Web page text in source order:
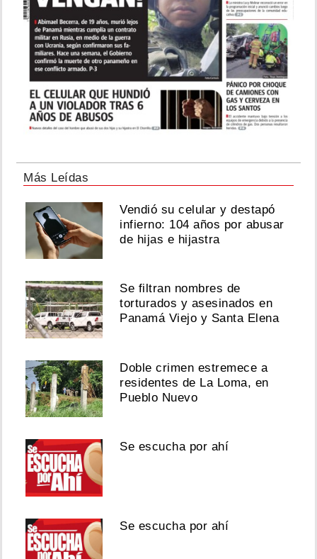
Más Leídas
Vendió su celular y destapó
infierno: 104 años por abusar
de hijas e hijastra
Se filtran nombres de
torturados y asesinados en
Panamá Viejo y Santa Elena
Doble crimen estremece a
residentes de La Loma, en
Pueblo Nuevo
Se escucha por ahí
Se escucha por ahí